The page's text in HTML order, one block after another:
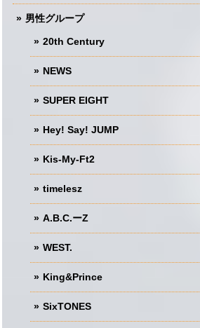
男性グループ
20th Century
NEWS
SUPER EIGHT
Hey! Say! JUMP
Kis-My-Ft2
timelesz
A.B.C.ーZ
WEST.
King&Prince
SixTONES